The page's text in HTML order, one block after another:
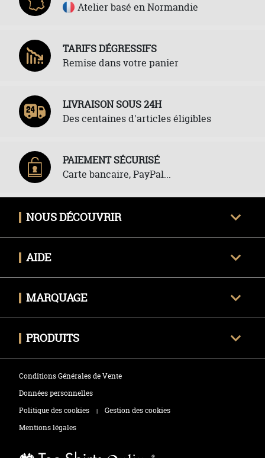
Atelier basé en Normandie
TARIFS DÉGRESSIFS
Remise dans votre panier
LIVRAISON SOUS 24H
Des centaines d'articles éligibles
PAIEMENT SÉCURISÉ
Carte bancaire, PayPal...
NOUS DÉCOUVRIR
Nous contacter
AIDE
Politique des retours
MARQUAGE
Zones de marquage
PRODUITS
Polos
Sweats
Conditions Générales de Vente
Données personnelles
Politique des cookies
|
Gestion des cookies
Mentions légales